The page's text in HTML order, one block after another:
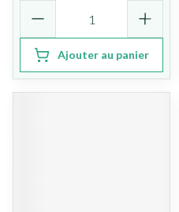
Ajouter au panier